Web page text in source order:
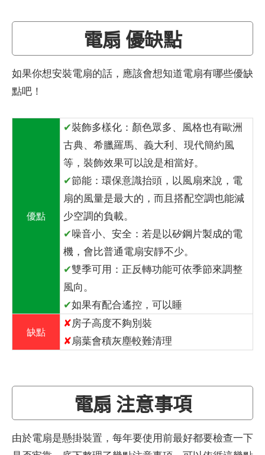
電扇 優缺點
如果你想安裝電扇的話，應該會想知道電扇有哪些優缺
點吧！
優點
✔裝飾多樣化：顏色眾多、風格也有歐洲
古典、希臘羅馬、義大利、現代簡約風
等，裝飾效果可以說是相當好。
✔節能：環保意識抬頭，以風扇來說，電
扇的風量是最大的，而且搭配空調也能減
少空調的負載。
✔噪音小、安全：若是以矽鋼片製成的電
機，會比普通電扇安靜不少。
✔雙季可用：正反轉功能可依季節來調整
風向。
✔如果有配合遙控，可以睡
缺點
✘房子高度不夠別裝
✘扇葉會積灰塵較難清理
電扇 注意事項
由於電扇是懸掛裝置，每年要使用前最好都要檢查一下